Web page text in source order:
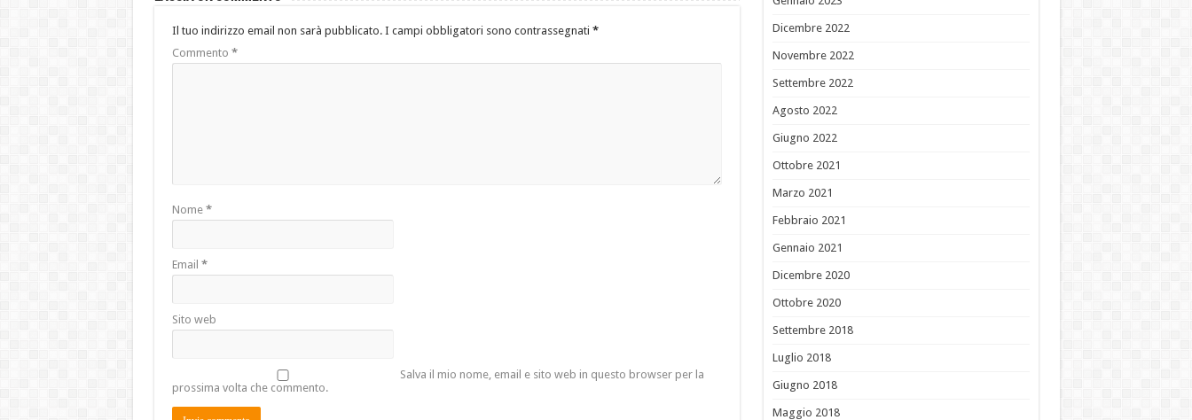
Il tuo indirizzo email non sarà pubblicato. I campi obbligatori sono contrassegnati *
Commento *
Nome *
Email *
Sito web
Salva il mio nome, email e sito web in questo browser per la
prossima volta che commento.
Dicembre 2022
Novembre 2022
Settembre 2022
Agosto 2022
Giugno 2022
Ottobre 2021
Marzo 2021
Febbraio 2021
Gennaio 2021
Dicembre 2020
Ottobre 2020
Settembre 2018
Luglio 2018
Giugno 2018
Maggio 2018